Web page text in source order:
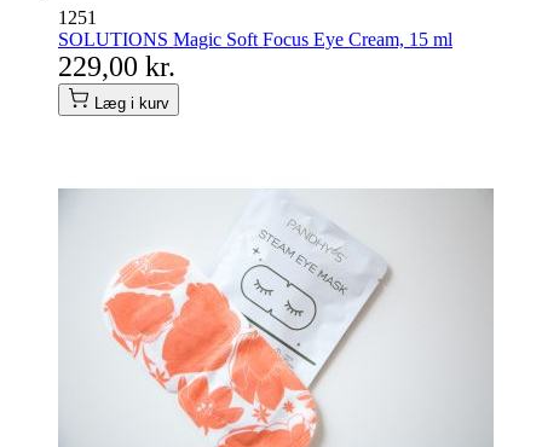
1251
SOLUTIONS Magic Soft Focus Eye Cream, 15 ml
229,00 kr.
Læg i kurv